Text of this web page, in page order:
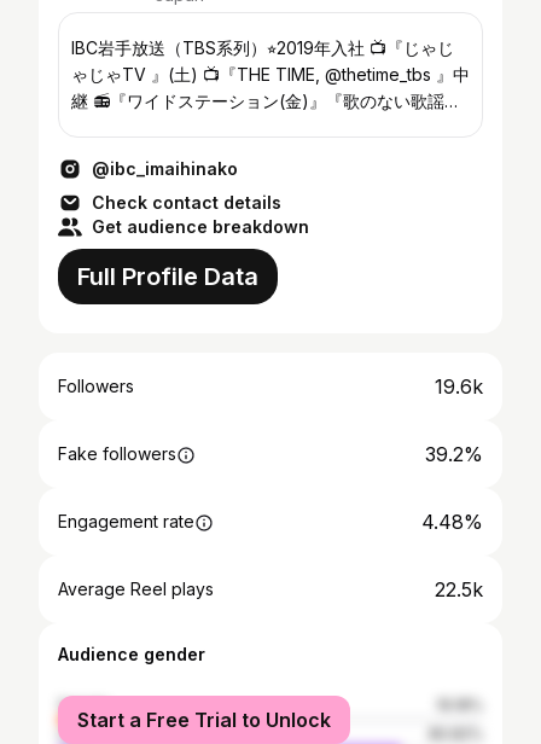
IBC岩手放送（TBS系列）⭐︎2019年入社 📺『じゃじ
ゃじゃTV 』(土) 📺『THE TIME, @thetime_tbs 』中
継 📻『ワイドステーション(金)』『歌のない歌謡
@ibc_imaihinako
Check contact details
Get audience breakdown
Full Profile Data
Followers 19.6k
Fake followers 39.2%
Engagement rate 4.48%
Average Reel plays 22.5k
Audience gender
female
male
Start a Free Trial to Unlock